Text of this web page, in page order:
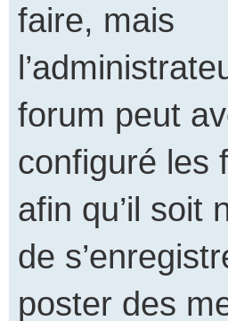
faire, mais
forum peut
configuré les
afin qu’il soit
de
poster des